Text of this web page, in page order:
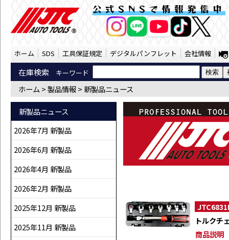
新製品ニュース（SST） | JTC
公式SNSで情報発信中
ホーム SDS 工具保証規定 デジタルパンフレット 会社情報
在庫検索 キーワード
ホーム >製品情報> 新製品ニュース
新製品ニュース
2026年7月 新製品
2026年6月 新製品
2026年4月 新製品
2026年2月 新製品
2025年12月 新製品
2025年11月 新製品
トルクチ
商品説明
AI商品コンシェルジ
オンライン